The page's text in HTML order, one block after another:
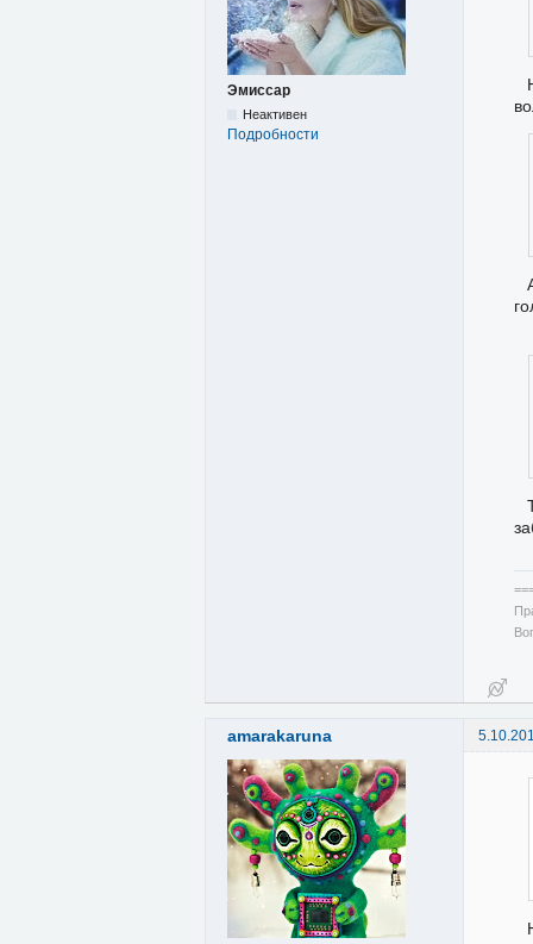
Эмиссар
Неактивен
Подробности
amarakaruna